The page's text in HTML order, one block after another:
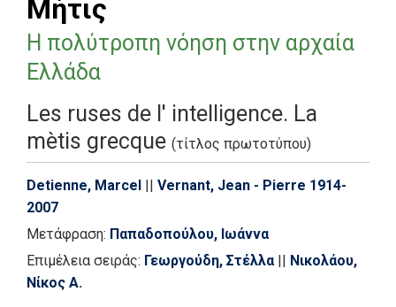
Μήτις
Η πολύτροπη νόηση στην αρχαία
Ελλάδα
Les ruses de l' intelligence. La
mètis grecque (τίτλος πρωτοτύπου)
Detienne, Marcel || Vernant, Jean - Pierre 1914-
2007
Μετάφραση: Παπαδοπούλου, Ιωάννα
Επιμέλεια σειράς: Γεωργούδη, Στέλλα || Νικολάου,
Νίκος Α.